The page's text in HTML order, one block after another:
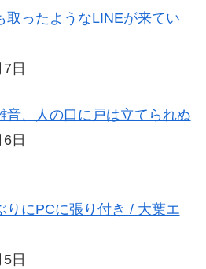
取ったようなLINEが来てい
日
音、人の口に戸は立てられぬ
日
りにPCに張り付き / 大葉エ
日